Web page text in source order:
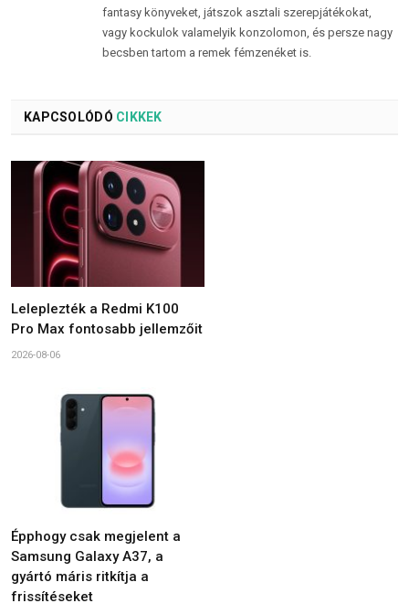
fantasy könyveket, játszok asztali szerepjátékokat,
vagy kockulok valamelyik konzolomon, és persze nagy
becsben tartom a remek fémzenéket is.
KAPCSOLÓDÓ CIKKEK
Leleplezték a Redmi K100
Pro Max fontosabb jellemzőit
2026-08-06
Épphogy csak megjelent a
Samsung Galaxy A37, a
gyártó máris ritkítja a
frissítéseket